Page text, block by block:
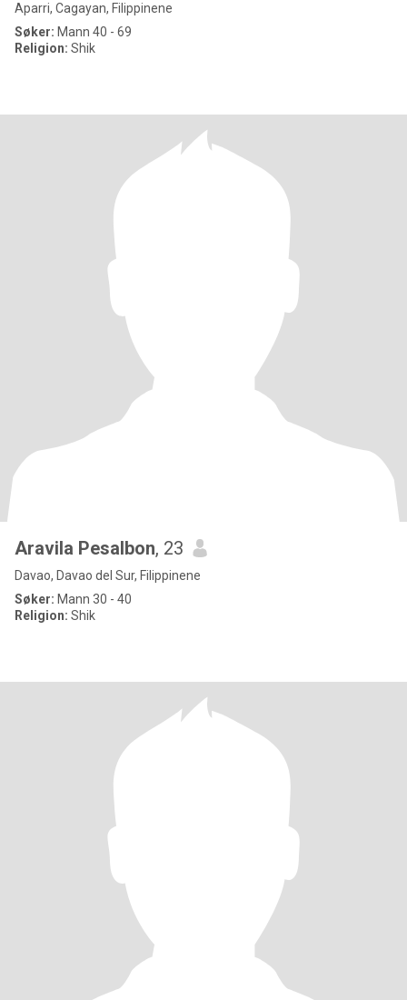
Aparri, Cagayan, Filippinene
Søker: Mann 40 - 69
Religion: Shik
Aravila Pesalbon, 23
Davao, Davao del Sur, Filippinene
Søker: Mann 30 - 40
Religion: Shik